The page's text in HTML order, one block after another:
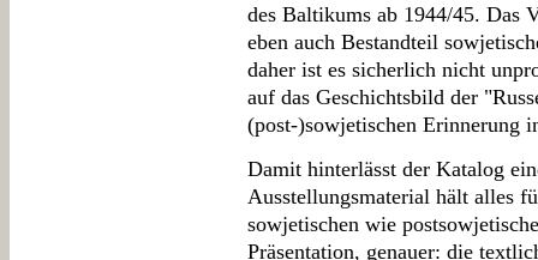
des Baltikums ab 1944/45. Das
eben auch Bestandteil
daher ist es sicherlich nicht
auf das Geschichtsbild der
(post-)sowjetischen Erinnerung
Damit hinterlässt der Katalog
Ausstellungsmaterial hält alles
sowjetischen wie
Präsentation, genauer: die